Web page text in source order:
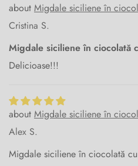
Migdale siciliene în
Cristina S.
Migdale siciliene în ciocolată
Delicioase!!!
Migdale siciliene în
Alex S.
Migdale siciliene în ciocolată